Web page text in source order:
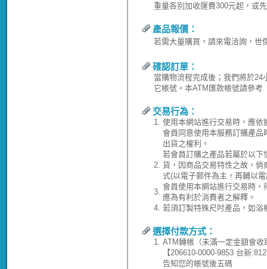
重量各別加收運費300元起，或
產品報價：
若需大量購買，請來電洽詢，世
確認訂單：
當購物流程完成後；我們將於
它帳號。本ATM匯款帳號請參考
交易行為：
1. 使用本網站進行交易時，應
會員同意使用本服務訂購產
出貨之權利。
2.
若會員訂購之產品若屬於以
貨，因商品交易特性之故，
式(以電子郵件為主，再輔以
3.
會員使用本網站進行交易時
應為有利於消費者之解釋。
4. 若須訂製特殊尺吋產品，如
選擇付款方式：
1. ATM轉帳（未滿一定金額會
【206610-0000-9853 台新
告知您的帳號後五碼